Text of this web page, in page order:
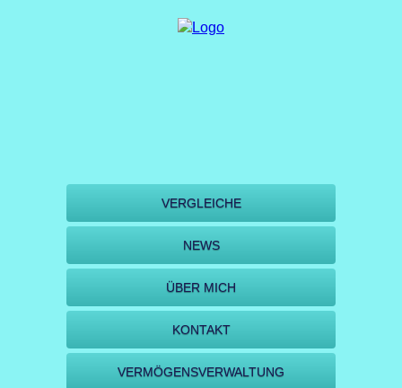
VERGLEICHE
NEWS
ÜBER MICH
KONTAKT
VERMÖGENSVERWALTUNG